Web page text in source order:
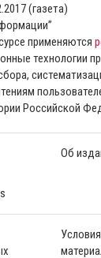
(газета)
применяются
технологии
Российской
Об